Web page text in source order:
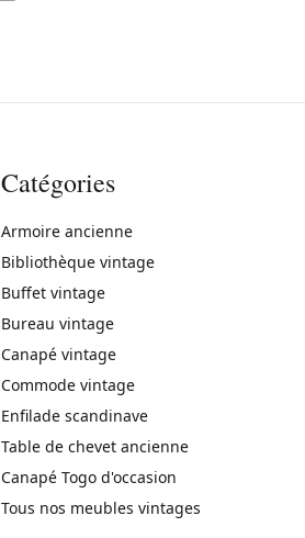
Catégories
Armoire ancienne
Bibliothèque vintage
Buffet vintage
Bureau vintage
Canapé vintage
Commode vintage
Enfilade scandinave
Table de chevet ancienne
Canapé Togo d'occasion
Tous nos meubles vintages